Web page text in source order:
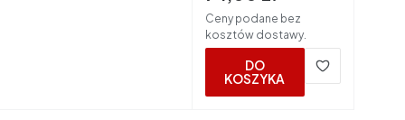
Ceny podane bez
kosztów dostawy.
DO
KOSZYKA